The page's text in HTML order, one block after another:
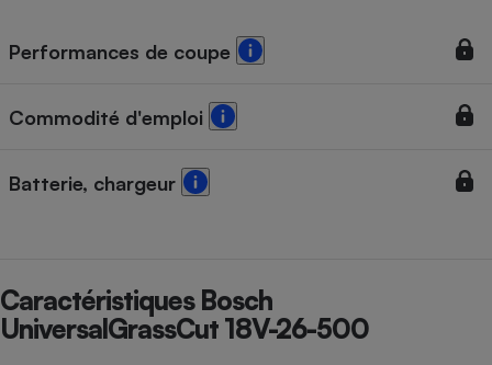
Performances de coupe
Commodité d'emploi
Batterie, chargeur
Caractéristiques Bosch
UniversalGrassCut 18V-26-500